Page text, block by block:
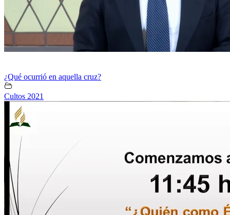
¿Qué ocurrió en aquella cruz?
Cultos 2021